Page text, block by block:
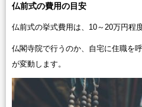
仏前式の費用の目安
仏前式の挙式費用は、10～20万円程度
仏閣寺院で行うのか、自宅に住職を
が変動します。